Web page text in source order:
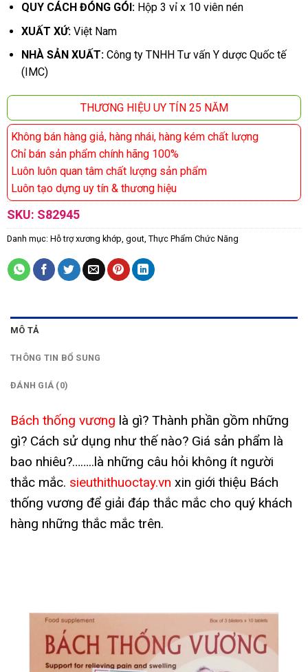
QUY CÁCH ĐÓNG GÓI:Hộp 3 vỉ x 10 viên nén
XUẤT XỨ:Việt Nam
NHÀ SẢN XUẤT:Công ty TNHH Tư vấn Y dược Quốc tế
(IMC)
THƯƠNG HIỆU UY TÍN 25 NĂM
Không bán hàng giả, hàng nhái, hàng kém chất lượng
Chỉ bán sản phẩm chính hãng 100%
Luôn luôn quan tâm chất lượng sản phẩm
Luôn tạo dựng uy tín & thương hiệu
SKU: S82945
Danh mục: Hỗ trợ xương khớp, gout, Thực Phẩm Chức Năng
MÔ TẢ
THÔNG TIN BỔ SUNG
ĐÁNH GIÁ (0)
Bách thống vương là gì? Thành phần gồm những
gì? Cách sử dụng như thế nào? Giá sản phẩm là
bao nhiêu?……..là những câu hỏi không ít người
thắc mắc. sieuthithuoctay.vn xin giới thiệu Bách
thống vương để giải đáp thắc mắc cho quý khách
hàng những thắc mắc trên.